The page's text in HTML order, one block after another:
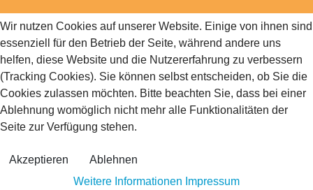
Wir nutzen Cookies auf unserer Website. Einige von ihnen sind
essenziell für den Betrieb der Seite, während andere uns
helfen, diese Website und die Nutzererfahrung zu verbessern
(Tracking Cookies). Sie können selbst entscheiden, ob Sie die
Cookies zulassen möchten. Bitte beachten Sie, dass bei einer
Ablehnung womöglich nicht mehr alle Funktionalitäten der
Seite zur Verfügung stehen.
Akzeptieren
Ablehnen
Weitere Informationen Impressum